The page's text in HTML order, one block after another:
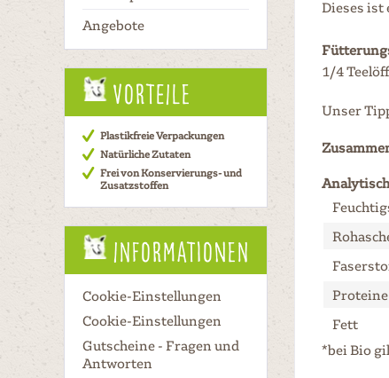
Angebote
Vorteile
Plastikfreie Verpackungen
Natürliche Zutaten
Frei von Konservierungs- und
Zusatzstoffen
Informationen
Cookie-Einstellungen
Cookie-Einstellungen
Gutscheine - Fragen und
Antworten
Dieses ist
1/4
Unser
Proteine
Fett
*bei Bio